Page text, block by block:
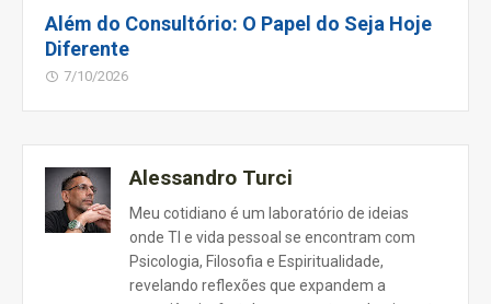
Além do Consultório: O Papel do Seja Hoje
Diferente
7/10/2026
Alessandro Turci
Meu cotidiano é um laboratório de ideias
onde TI e vida pessoal se encontram com
Psicologia, Filosofia e Espiritualidade,
revelando reflexões que expandem a